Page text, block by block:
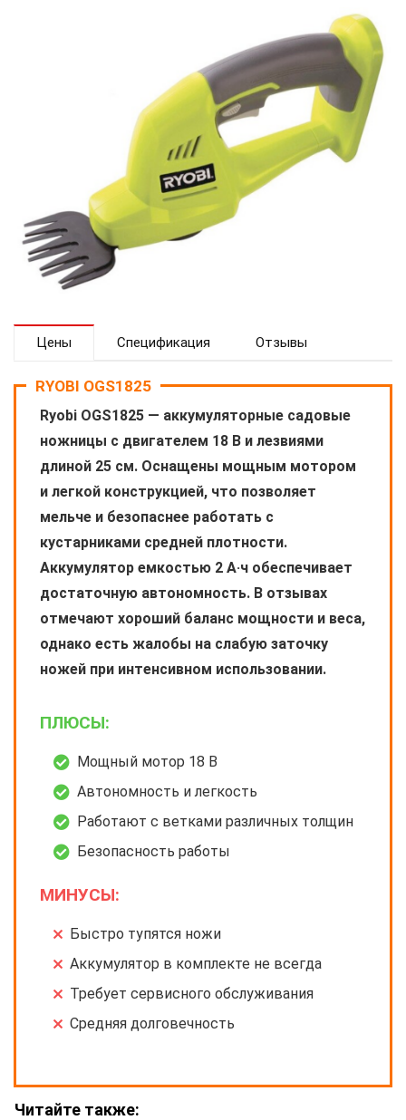
Цены Спецификация Отзывы
RYOBI OGS1825
Ryobi OGS1825 — аккумуляторные садовые
ножницы с двигателем 18 В и лезвиями
длиной 25 см. Оснащены мощным мотором
и легкой конструкцией, что позволяет
мельче и безопаснее работать с
кустарниками средней плотности.
Аккумулятор емкостью 2 А·ч обеспечивает
достаточную автономность. В отзывах
отмечают хороший баланс мощности и веса,
однако есть жалобы на слабую заточку
ножей при интенсивном использовании.
ПЛЮСЫ:
Мощный мотор 18 В
Автономность и легкость
Работают с ветками различных толщин
Безопасность работы
МИНУСЫ:
Быстро тупятся ножи
Аккумулятор в комплекте не всегда
Требует сервисного обслуживания
Средняя долговечность
Читайте также: